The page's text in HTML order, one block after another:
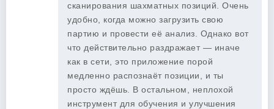
сканирования шахматных позиций. Очень
удобно, когда можно загрузить свою
партию и провести её анализ. Однако вот
что действительно раздражает — иначе
как в сети, это приложение порой
медленно распознаёт позиции, и ты
просто ждёшь. В остальном, неплохой
инструмент для обучения и улучшения